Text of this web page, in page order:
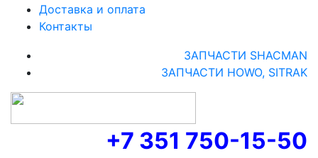
Доставка и оплата
Контакты
ЗАПЧАСТИ SHACMAN
ЗАПЧАСТИ HOWO, SITRAK
+7 351 750-15-50